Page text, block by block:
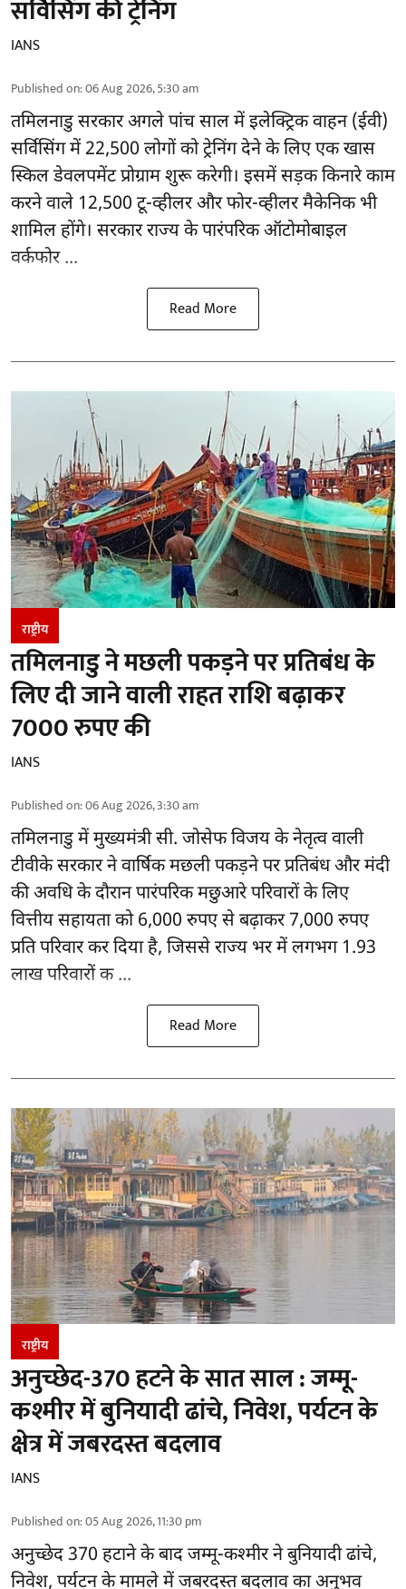
सर्विसिंग की ट्रेनिंग
IANS
Published on:06 Aug 2026, 5:30 am
तमिलनाडु सरकारअगले पांच साल में इलेक्ट्रिक वाहन (ईवी)
सर्विसिंग में 22,500 लोगों को ट्रेनिंग देने के लिए एक खास
स्किल डेवलपमेंट प्रोग्राम शुरू करेगी। इसमें सड़क किनारे काम
करने वाले 12,500 टू-व्हीलर और फोर-व्हीलर मैकेनिक भी
शामिल होंगे। सरकार राज्य के पारंपरिक ऑटोमोबाइल
वर्कफोर ...
Read More
राष्ट्रीय
तमिलनाडु ने मछली पकड़ने पर प्रतिबंध के
लिए दी जाने वाली राहत राशि बढ़ाकर
7000 रुपए की
IANS
Published on:06 Aug 2026, 3:30 am
तमिलनाडुमें मुख्यमंत्री सी. जोसेफ विजय के नेतृत्व वाली
टीवीके सरकार ने वार्षिक मछली पकड़ने पर प्रतिबंध और मंदी
की अवधि के दौरान पारंपरिक मछुआरे परिवारों के लिए
वित्तीय सहायता को 6,000 रुपए से बढ़ाकर 7,000 रुपए
प्रति परिवार कर दिया है, जिससे राज्य भर में लगभग 1.93
लाख परिवारों क ...
Read More
राष्ट्रीय
अनुच्छेद-370 हटने के सात साल : जम्मू-
कश्मीर में बुनियादी ढांचे, निवेश, पर्यटन के
क्षेत्र में जबरदस्त बदलाव
IANS
Published on:05 Aug 2026, 11:30 pm
अनुच्छेद 370 हटाने के बादजम्मू-कश्मीर ने बुनियादी ढांचे,
निवेश, पर्यटन के मामले में जबरदस्त बदलाव का अनुभव